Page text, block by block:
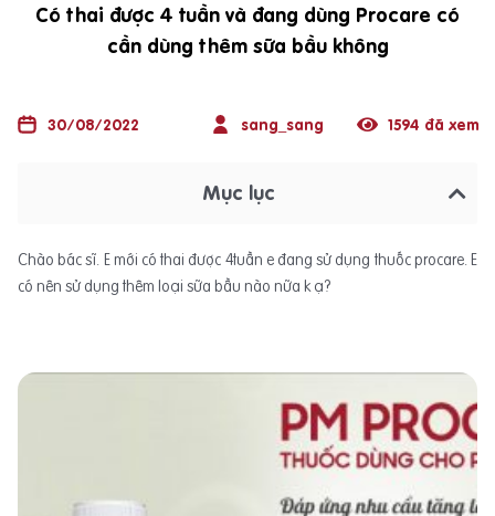
Có thai được 4 tuần và đang dùng Procare có
cần dùng thêm sữa bầu không
30/08/2022 sang_sang 1594 đã xem
Mục lục
Chào bác sĩ. E mới có thai được 4tuần e đang sử dụng thuốc procare. E
có nên sử dụng thêm loại sữa bầu nào nữa k ạ?